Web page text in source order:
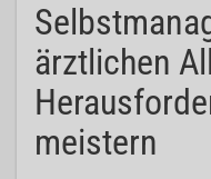
ärztlichen
meistern